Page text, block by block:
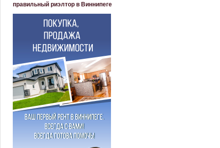
правильный риэлтор в Виннипеге